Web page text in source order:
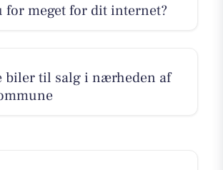
for meget for dit internet?
biler til salg i nærheden af